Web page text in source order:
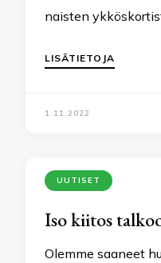
naisten
LISÄTIETOJA
1.11.2022
UUTISET
Iso kiitos
Olemme saaneet